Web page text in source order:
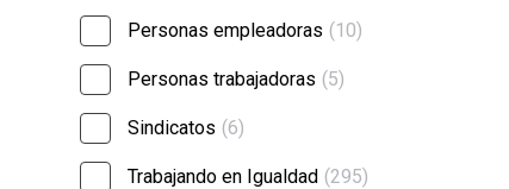
Personas empleadoras (10)
Personas trabajadoras (5)
Sindicatos (6)
Trabajando en Igualdad (295)